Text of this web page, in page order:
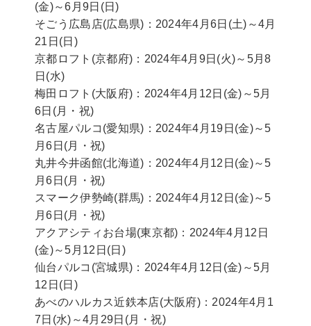
(金)～6月9日(日)
そごう広島店(広島県)：2024年4月6日(土)～4月
21日(日)
京都ロフト(京都府)：2024年4月9日(火)～5月8
日(水)
梅田ロフト(大阪府)：2024年4月12日(金)～5月
6日(月・祝)
名古屋パルコ(愛知県)：2024年4月19日(金)～5
月6日(月・祝)
丸井今井函館(北海道)：2024年4月12日(金)～5
月6日(月・祝)
スマーク伊勢崎(群馬)：2024年4月12日(金)～5
月6日(月・祝)
アクアシティお台場(東京都)：2024年4月12日
(金)～5月12日(日)
仙台パルコ(宮城県)：2024年4月12日(金)～5月
12日(日)
あべのハルカス近鉄本店(大阪府)：2024年4月1
7日(水)～4月29日(月・祝)